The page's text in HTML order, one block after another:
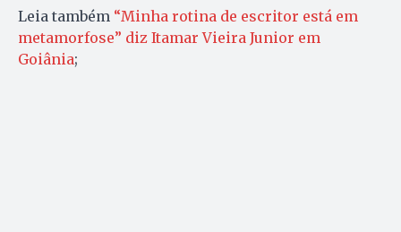
Leia também “Minha rotina de escritor está em
metamorfose” diz Itamar Vieira Junior em
Goiânia;